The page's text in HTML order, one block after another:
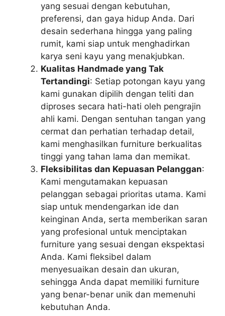
yang sesuai dengan kebutuhan,
preferensi, dan gaya hidup Anda. Dari
desain sederhana hingga yang paling
rumit, kami siap untuk menghadirkan
karya seni kayu yang menakjubkan.
Kualitas Handmade yang Tak
Tertandingi: Setiap potongan kayu yang
kami gunakan dipilih dengan teliti dan
diproses secara hati-hati oleh pengrajin
ahli kami. Dengan sentuhan tangan yang
cermat dan perhatian terhadap detail,
kami menghasilkan furniture berkualitas
tinggi yang tahan lama dan memikat.
Fleksibilitas dan Kepuasan Pelanggan:
Kami mengutamakan kepuasan
pelanggan sebagai prioritas utama. Kami
siap untuk mendengarkan ide dan
keinginan Anda, serta memberikan saran
yang profesional untuk menciptakan
furniture yang sesuai dengan ekspektasi
Anda. Kami fleksibel dalam
menyesuaikan desain dan ukuran,
sehingga Anda dapat memiliki furniture
yang benar-benar unik dan memenuhi
kebutuhan Anda.